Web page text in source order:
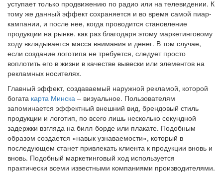
уступает только продвижению по радио или на телевидении. К
тому же данный эффект сохраняется и во время самой пиар-
кампании, и после нее, когда проводится становление
продукции на рынке. как раз благодаря этому маркетинговому
ходу вкладывается масса внимания и денег. В том случае,
если создание логотипа не требуется, следует просто
воплотить его в жизни в качестве вывески или элементов на
рекламных носителях.
Главный эффект, создаваемый наружной рекламой, которой
богата карта Минска – визуальное. Пользователям
запоминается эффектный внешний вид, брендовый стиль
продукции и логотип, по всего лишь несколько секундной
задержки взгляда на билл-борде или плакате. Подобным
образом создается «навык узнаваемости», который в
последующем станет привлекать клиента к продукции вновь и
вновь. Подобный маркетинговый ход используется
практически всеми известными компаниями производителями.